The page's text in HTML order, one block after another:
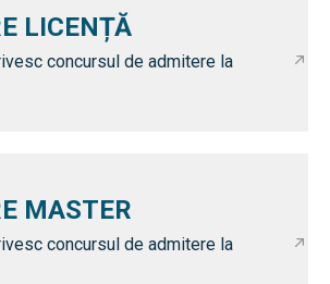
LICENȚĂ
concursul de admitere la
MASTER
concursul de admitere la